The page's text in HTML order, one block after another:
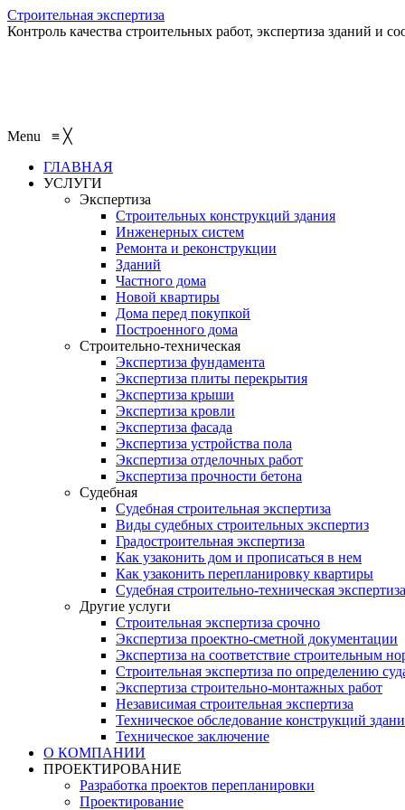
Строительная экспертиза
Контроль качества строительных работ, экспертиза зданий и
Menu ≡ ╳
ГЛАВНАЯ
УСЛУГИ
Экспертиза
Строительных конструкций здания
Инженерных систем
Ремонта и реконструкции
Зданий
Частного дома
Новой квартиры
Дома перед покупкой
Построенного дома
Строительно-техническая
Экспертиза фундамента
Экспертиза плиты перекрытия
Экспертиза крыши
Экспертиза кровли
Экспертиза фасада
Экспертиза устройства пола
Экспертиза отделочных работ
Экспертиза прочности бетона
Судебная
Судебная строительная экспертиза
Виды судебных строительных экспертиз
Градостроительная экспертиза
Как узаконить дом и прописаться в нем
Как узаконить перепланировку квартиры
Судебная строительно-техническая экспертиза
Другие услуги
Строительная экспертиза срочно
Экспертиза проектно-сметной документации
Экспертиза на соответствие строительным
Строительная экспертиза по определению
Экспертиза строительно-монтажных работ
Независимая строительная экспертиза
Техническое обследование конструкций
Техническое заключение
О КОМПАНИИ
ПРОЕКТИРОВАНИЕ
Разработка проектов перепланировки
Проектирование